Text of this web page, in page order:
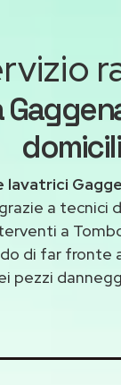
lavatrici
a tecnici
a
di far fronte
pezzi